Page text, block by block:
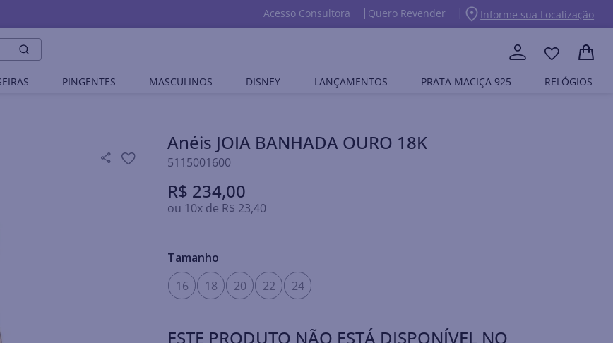
Acesso Consultora Quero Revender Informe sua Localização
PINGENTES MASCULINOS DISNEY LANÇAMENTOS PRATA MACIÇA 925 RELÓGIOS
Anéis JOIA BANHADA OURO 18K
5115001600
R$ 234,00
ou 10x de R$ 23,40
Tamanho
16
18 20 22 24
ESTE PRODUTO NÃO ESTÁ DISPONÍVEL NO